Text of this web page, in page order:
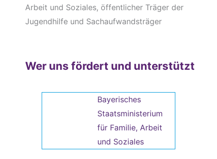
Arbeit und Soziales, öffentlicher Träger der
Jugendhilfe und Sachaufwandsträger
Wer uns fördert und unterstützt
Bayerisches
Staatsministerium
für Familie, Arbeit
und Soziales